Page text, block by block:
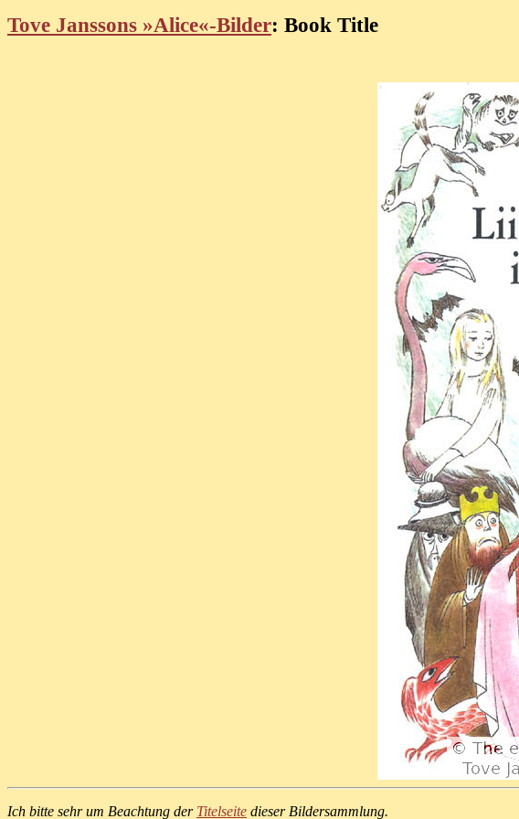
Tove Janssons »Alice«-Bilder: Book Title
Ich bitte sehr um Beachtung der Titelseite dieser Bildersammlung.